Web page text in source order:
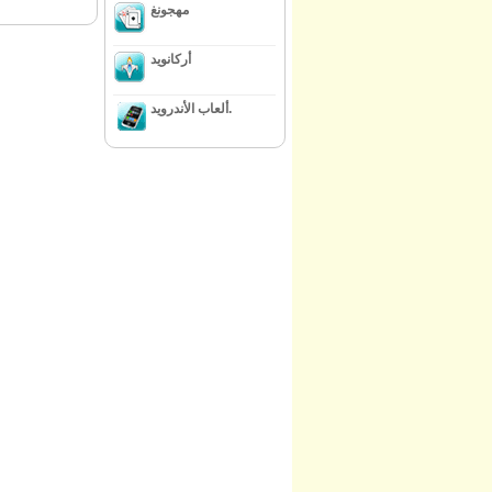
مهجونغ
أركانويد
ألعاب الأندرويد.